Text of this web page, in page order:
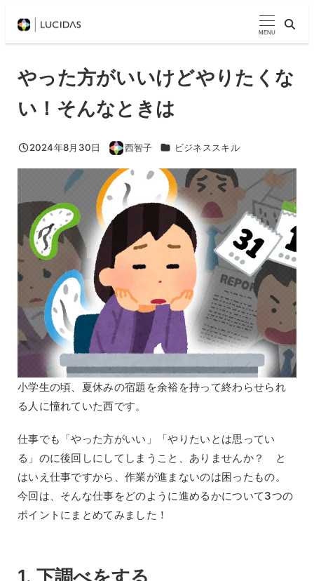
MENU
やった方がいいけどやりたくな
い！そんなときは
投稿日
2024年8月30日
著
者
西智子 カテゴリー
ビジネススキル
小学生の頃、夏休みの宿題を余裕を持って終わらせられ
る人に憧れていた西です。
仕事でも「やった方がいい」「やりたいとは思ってい
る」のに後回しにしてしまうこと、ありませんか？ と
はいえ仕事ですから、作業が進まないのは困ったもの。
今回は、そんな仕事をどのように進めるかについて3つの
ポイントにまとめてみました！
1. 下調べをする